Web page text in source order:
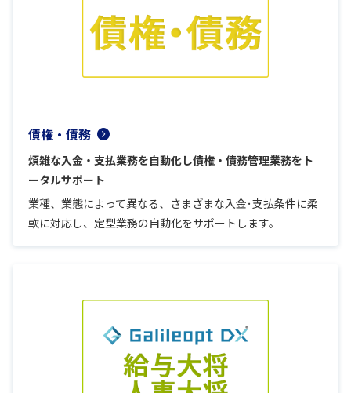
債権・債務
煩雑な入金・支払業務を自動化し債権・債務管理業務をト
ータルサポート
業種、業態によって異なる、さまざまな入金･支払条件に柔
軟に対応し、定型業務の自動化をサポートします。